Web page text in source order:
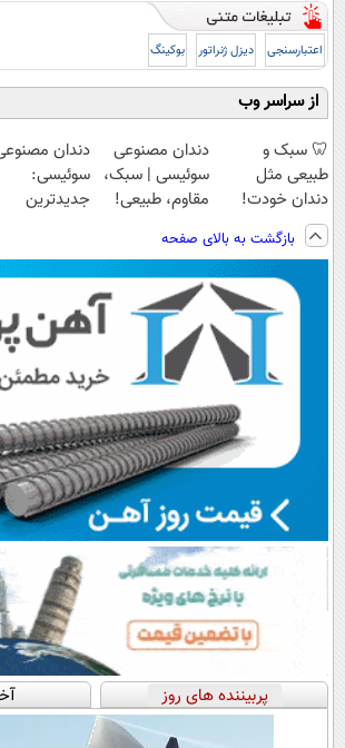
اعتبارسنجی دیزل ژنراتور بوکینگ
از سراسر وب
🦷 سبک و
طبیعی مثل
دندان خودت!
نصب آسان و
پرداخت اقساطی
💳 📍 تهران
دندان مصنوعی
سوئیسی | سبک،
مقاوم، طبیعی!
رایگان+پرداخت
اقساطی😍
دندان
سوئیسی:
جدیدترین
پرداخت
بازگشت به بالای صفحه
پربیننده های روز